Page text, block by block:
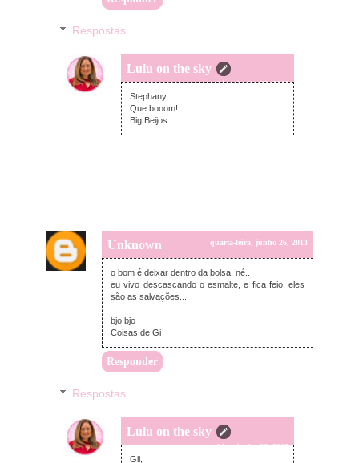
Respostas
Lulu on the sky
quarta-feira, junho 26, 2013
Stephany,
Que booom!
Big Beijos
Unknown quarta-feira, junho 26, 2013
o bom é deixar dentro da bolsa, né..
eu vivo descascando o esmalte, e fica feio, eles
são as salvações...
bjo bjo
Coisas de Gi
Responder
Respostas
Lulu on the sky
quarta-feira, junho 26, 2013
Gii,